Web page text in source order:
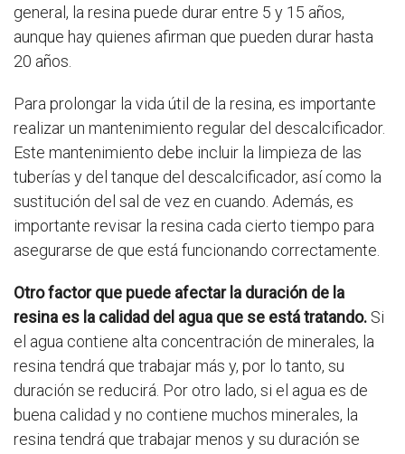
general, la resina puede durar entre 5 y 15 años,
aunque hay quienes afirman que pueden durar hasta
20 años.
Para prolongar la vida útil de la resina, es importante
realizar un mantenimiento regular del descalcificador.
Este mantenimiento debe incluir la limpieza de las
tuberías y del tanque del descalcificador, así como la
sustitución del sal de vez en cuando. Además, es
importante revisar la resina cada cierto tiempo para
asegurarse de que está funcionando correctamente.
Otro factor que puede afectar la duración de la
resina es la calidad del agua que se está tratando. Si
el agua contiene alta concentración de minerales, la
resina tendrá que trabajar más y, por lo tanto, su
duración se reducirá. Por otro lado, si el agua es de
buena calidad y no contiene muchos minerales, la
resina tendrá que trabajar menos y su duración se